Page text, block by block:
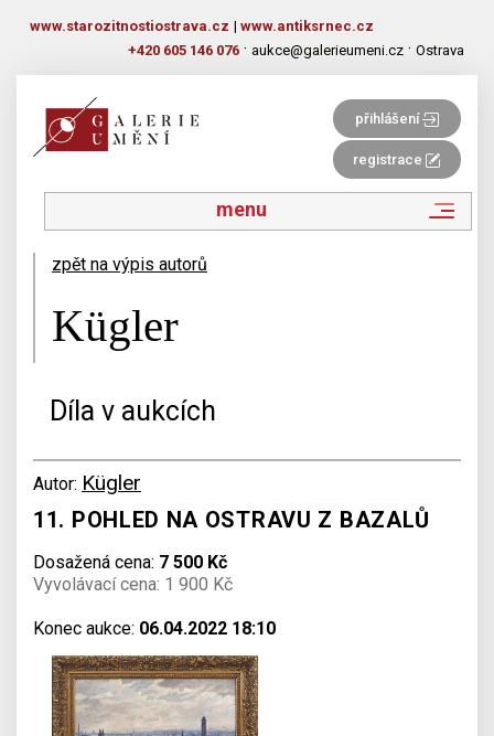
www.starozitnostiostrava.cz | www.antiksrnec.cz
+420 605 146 076 · aukce@galerieumeni.cz · Ostrava
přihlášení
registrace
menu
zpět na výpis autorů
Kügler
Díla v aukcích
Autor: Kügler
11. POHLED NA OSTRAVU Z BAZALŮ
Dosažená cena: 7 500 Kč
Vyvolávací cena: 1 900 Kč
Konec aukce: 06.04.2022 18:10